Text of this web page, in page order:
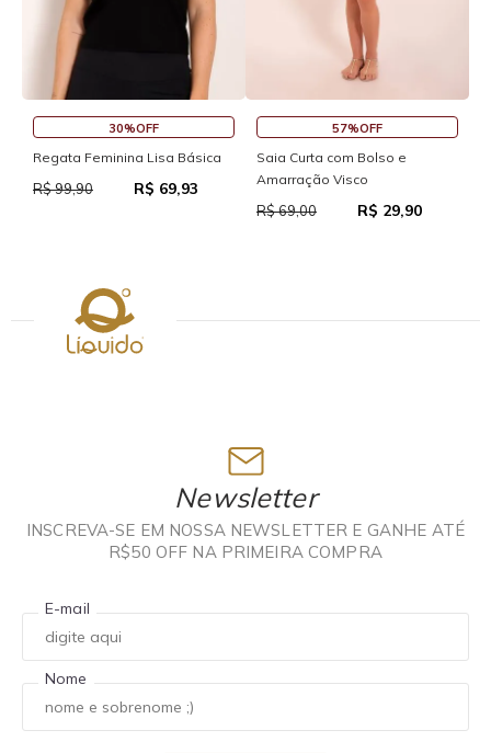
30%OFF
Regata Feminina Lisa Básica
R$ 99,90 R$ 69,93
57%OFF
Saia Curta com Bolso e
Amarração Visco
R$ 69,00 R$ 29,90
Newsletter
INSCREVA-SE EM NOSSA NEWSLETTER E GANHE ATÉ
R$50 OFF NA PRIMEIRA COMPRA
E-mail
Nome